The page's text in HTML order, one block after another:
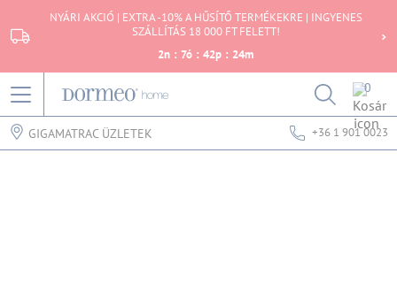
NYÁRI AKCIÓ | EXTRA -10% A HŰSÍTŐ TERMÉKEKRE | INGYENES
SZÁLLÍTÁS 18 000 FT FELETT!
2n : 7ó : 42p : 24m
0
GIGAMATRAC ÜZLETEK +36 1 901 0023